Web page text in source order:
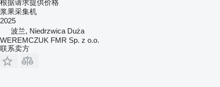
根据请求提供价格
浆果采集机
2025
波兰, Niedrzwica Duża
WEREMCZUK FMR Sp. z o.o.
联系卖方